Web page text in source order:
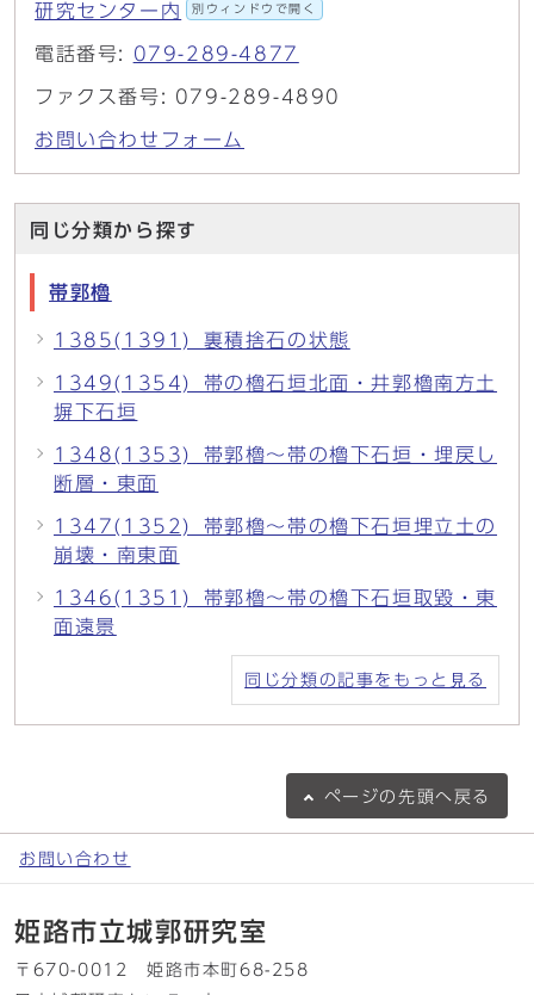
研究センター内
別ウィンドウで開く
電話番号: 079-289-4877
ファクス番号: 079-289-4890
お問い合わせフォーム
同じ分類から探す
帯郭櫓
1385(1391)_裏積捨石の状態
1349(1354)_帯の櫓石垣北面・井郭櫓南方土
塀下石垣
1348(1353)_帯郭櫓～帯の櫓下石垣・埋戻し
断層・東面
1347(1352)_帯郭櫓～帯の櫓下石垣埋立土の
崩壊・南東面
1346(1351)_帯郭櫓～帯の櫓下石垣取毀・東
面遠景
同じ分類の記事をもっと見る
ページの 先頭へ戻る
お問い合わせ
姫路市立城郭研究室
〒670-0012 姫路市本町68-258